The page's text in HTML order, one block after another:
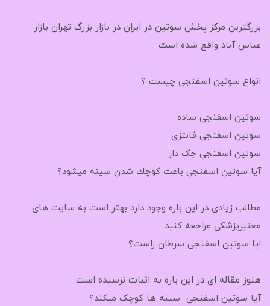
بزرگترین مرکز پخش سوتین در ایران در بازار بزرگ تهران بازار
عباس آباد واقع شده است
انواع سوتین اسفنجی چیست ؟
سوتین اسفنجی ساده
سوتین اسفنجی فانتزی
سوتین اسفنجی جک دار
آيا سوتين اسفنجي باعث كوچك شدن سينه ميشود؟
مطالب زیادی در این باره وجود دارد بهتر است به سایت های
معتبرپزشکی مراجعه کنید
ایا سوتین اسفنجی سرطان زاست؟
هنوز مقاله ای در این باره به اثبات نرسیده است
آیا سوتین اسفنجی سینه ها کوچک میکند؟